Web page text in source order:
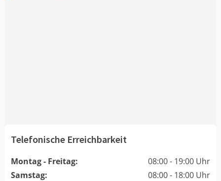
Telefonische Erreichbarkeit
Montag - Freitag:
08:00 - 19:00 Uhr
Samstag:
08:00 - 18:00 Uhr